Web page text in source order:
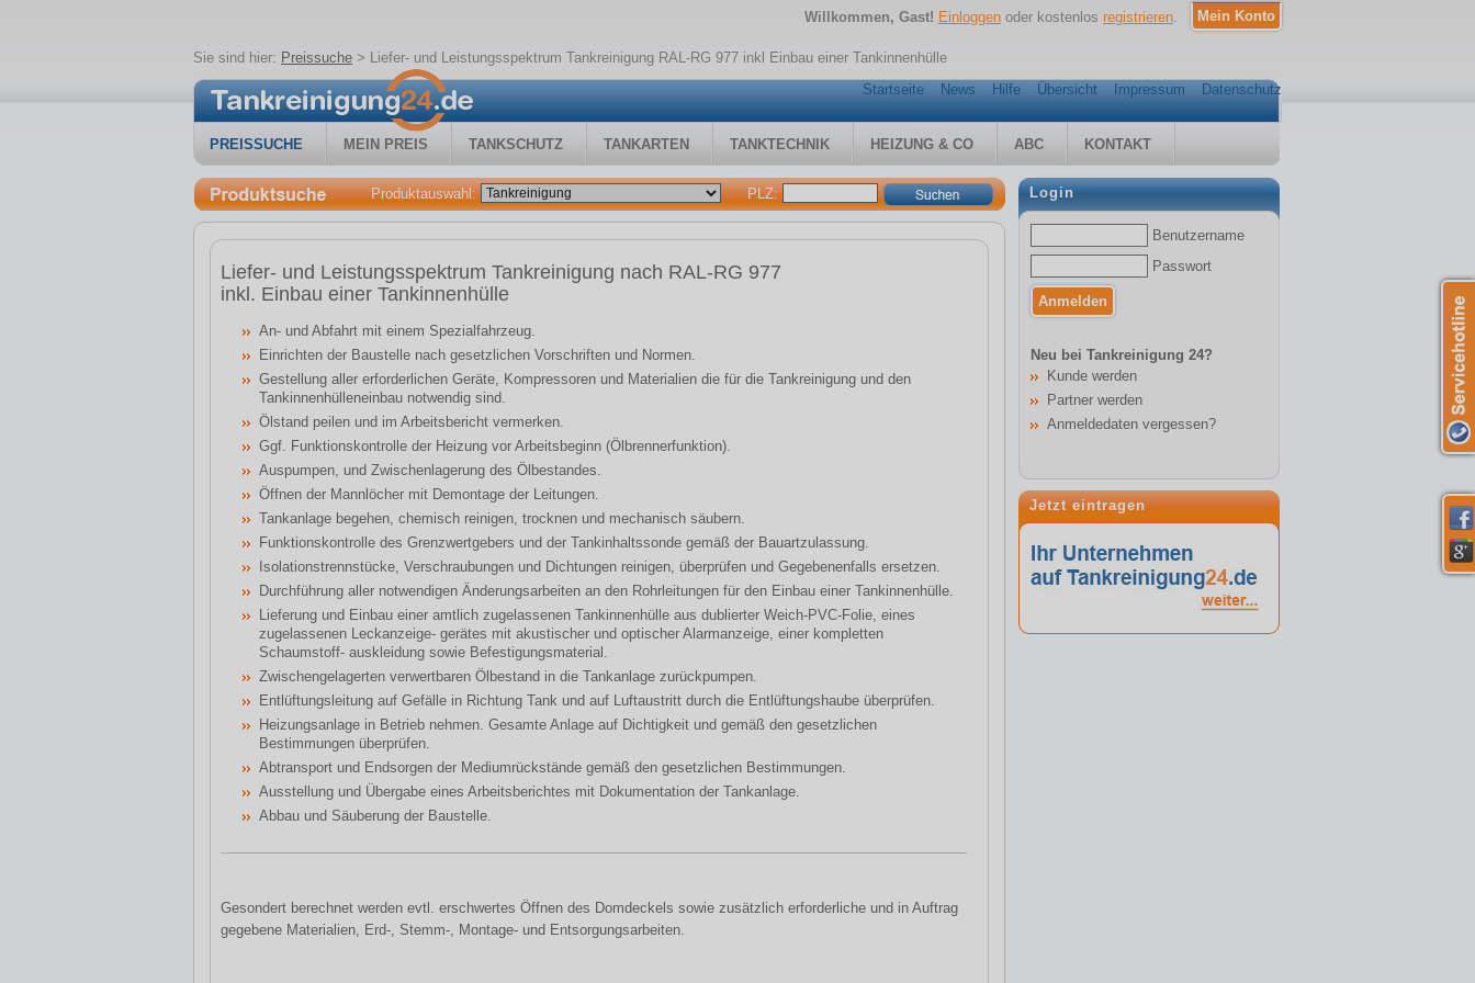
Willkommen, Gast! Einloggen oder kostenlos registrieren
Sie sind hier: Preissuche > Liefer- und Leistungsspektrum Tankreinigung RAL-RG 977 inkl Einbau einer Tankinnenhülle
Startseite
News Hilfe Übersicht Impressum Datenschutz
PREISSUCHE MEIN PREIS TANKSCHUTZ TANKARTEN TANKTECHNIK HEIZUNG & CO ABC KONTAKT
Produktauswahl: PLZ:
Liefer- und Leistungsspektrum Tankreinigung nach RAL-RG 977
inkl. Einbau einer Tankinnenhülle
An- und Abfahrt mit einem Spezialfahrzeug.
Einrichten der Baustelle nach gesetzlichen Vorschriften und Normen.
Gestellung aller erforderlichen Geräte, Kompressoren und Materialien die für die Tankreinigung und den
Tankinnenhülleneinbau notwendig sind.
Ölstand peilen und im Arbeitsbericht vermerken.
Ggf. Funktionskontrolle der Heizung vor Arbeitsbeginn (Ölbrennerfunktion).
Auspumpen, und Zwischenlagerung des Ölbestandes.
Öffnen der Mannlöcher mit Demontage der Leitungen.
Tankanlage begehen, chemisch reinigen, trocknen und mechanisch säubern.
Funktionskontrolle des Grenzwertgebers und der Tankinhaltssonde gemäß der Bauartzulassung.
Isolationstrennstücke, Verschraubungen und Dichtungen reinigen, überprüfen und Gegebenenfalls ersetzen.
Durchführung aller notwendigen Änderungsarbeiten an den Rohrleitungen für den Einbau einer Tankinnenhülle.
Lieferung und Einbau einer amtlich zugelassenen Tankinnenhülle aus dublierter Weich-PVC-Folie, eines
zugelassenen Leckanzeige- gerätes mit akustischer und optischer Alarmanzeige, einer kompletten
Schaumstoff- auskleidung sowie Befestigungsmaterial.
Zwischengelagerten verwertbaren Ölbestand in die Tankanlage zurückpumpen.
Entlüftungsleitung auf Gefälle in Richtung Tank und auf Luftaustritt durch die Entlüftungshaube überprüfen.
Heizungsanlage in Betrieb nehmen. Gesamte Anlage auf Dichtigkeit und gemäß den gesetzlichen
Bestimmungen überprüfen.
Abtransport und Endsorgen der Mediumrückstände gemäß den gesetzlichen Bestimmungen.
Ausstellung und Übergabe eines Arbeitsberichtes mit Dokumentation der Tankanlage.
Abbau und Säuberung der Baustelle.
Gesondert berechnet werden evtl. erschwertes Öffnen des Domdeckels sowie zusätzlich erforderliche und in Auftrag
gegebene Materialien, Erd-, Stemm-, Montage- und Entsorgungsarbeiten.
Login
Benutzername
Passwort
Neu bei Tankreinigung 24?
Kunde werden
Partner werden
Anmeldedaten vergessen?
Jetzt eintragen